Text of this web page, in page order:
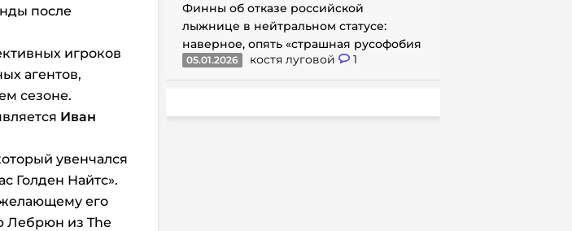
после
игроков
агентов,
сезоне.
Иван
увенчался
Голден Найтс».
его
Лебрюн из The
Финны об отказе российской
лыжнице в нейтральном статусе:
наверное, опять «страшная русофобия
05.01.2026 костя луговой 1